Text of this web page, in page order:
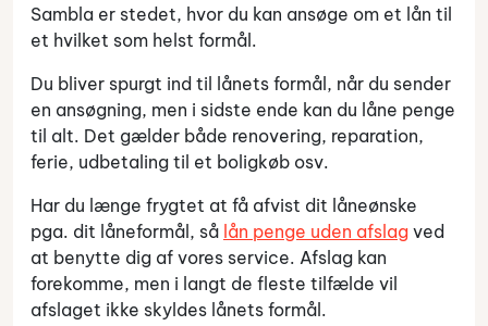
Sambla er stedet, hvor du kan ansøge om et lån til
et hvilket som helst formål.
Du bliver spurgt ind til lånets formål, når du sender
en ansøgning, men i sidste ende kan du låne penge
til alt. Det gælder både renovering, reparation,
ferie, udbetaling til et boligkøb osv.
Har du længe frygtet at få afvist dit låneønske
pga. dit låneformål, så lån penge uden afslag ved
at benytte dig af vores service. Afslag kan
forekomme, men i langt de fleste tilfælde vil
afslaget ikke skyldes lånets formål.